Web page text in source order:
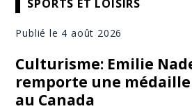
SPORTS ET LOISIRS
Publié le 4 août 2026
Culturisme: Emilie
remporte une
au Canada